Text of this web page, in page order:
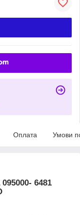
Оплата Умови
6481